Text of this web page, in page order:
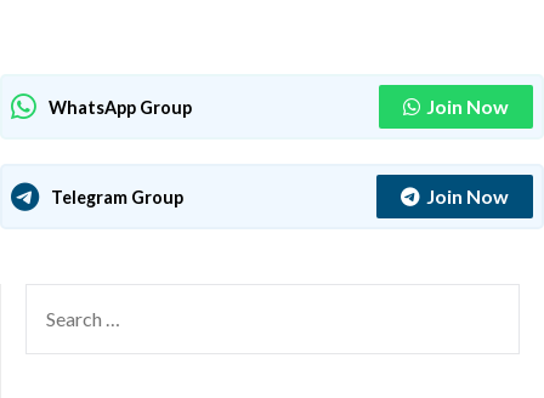
WhatsApp Group Join Now
Telegram Group Join Now
FOR: